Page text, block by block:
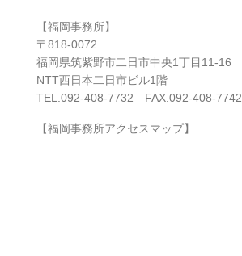
【福岡事務所】
〒818-0072
福岡県筑紫野市二日市中央1丁目11-16
NTT西日本二日市ビル1階
TEL.092-408-7732 FAX.092-408-7742
【福岡事務所アクセスマップ】